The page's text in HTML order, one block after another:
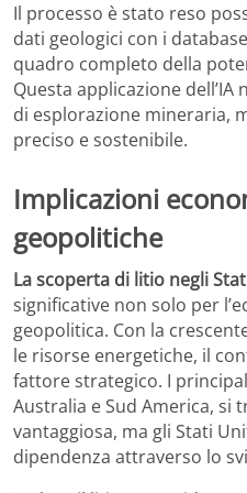
Il processo è stato reso
dati geologici con i
quadro completo della
Questa applicazione
di esplorazione mineraria,
preciso e sostenibile.
Implicazioni
geopolitiche
La scoperta di litio negli
significative non solo per
geopolitica. Con la
le risorse energetiche, il
fattore strategico. I
Australia e Sud America, si
vantaggiosa, ma gli Stati
dipendenza attraverso lo